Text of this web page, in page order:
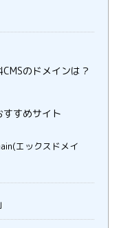
のドメインは？
すすめサイト
エックスドメイ